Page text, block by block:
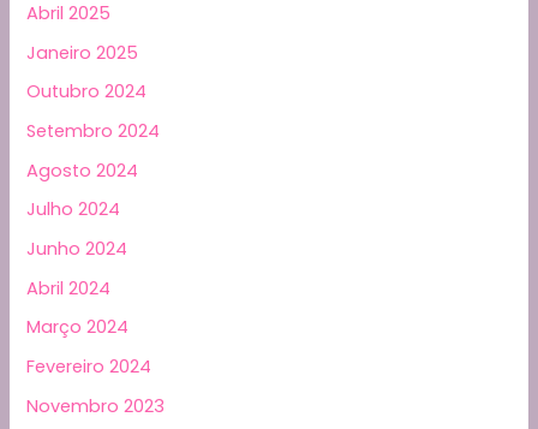
Abril 2025
Janeiro 2025
Outubro 2024
Setembro 2024
Agosto 2024
Julho 2024
Junho 2024
Abril 2024
Março 2024
Fevereiro 2024
Novembro 2023